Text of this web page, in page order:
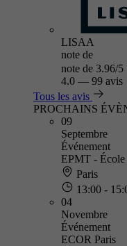
LISAA
note de
note de 3.96/5
4.0 — 99 avis
Tous les avis
PROCHAINS
09
Septembre
Événement
EPMT - École
Paris
13:00 -
04
Novembre
Événement
ECOR Paris